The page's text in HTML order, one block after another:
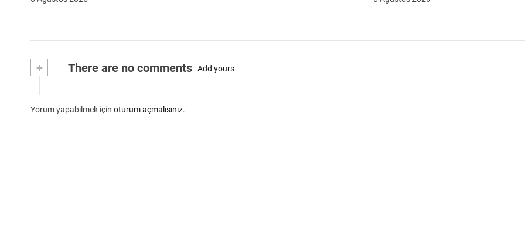
+ There are no comments Add yours
Yorum yapabilmek için oturum açmalısınız.